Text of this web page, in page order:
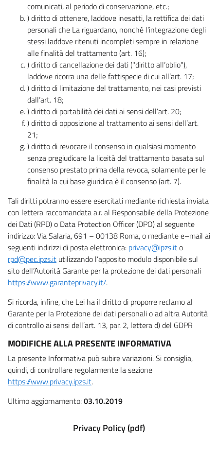
comunicati, al periodo di conservazione, etc.;
) diritto di ottenere, laddove inesatti, la rettifica dei dati
personali che La riguardano, nonché l’integrazione degli
stessi laddove ritenuti incompleti sempre in relazione
alle finalità del trattamento (art. 16);
) diritto di cancellazione dei dati ("diritto all’oblio"),
laddove ricorra una delle fattispecie di cui all’art. 17;
) diritto di limitazione del trattamento, nei casi previsti
dall’art. 18;
) diritto di portabilità dei dati ai sensi dell’art. 20;
) diritto di opposizione al trattamento ai sensi dell’art.
21;
) diritto di revocare il consenso in qualsiasi momento
senza pregiudicare la liceità del trattamento basata sul
consenso prestato prima della revoca, solamente per le
finalità la cui base giuridica è il consenso (art. 7).
Tali diritti potranno essere esercitati mediante richiesta inviata
con lettera raccomandata a.r. al Responsabile della Protezione
dei Dati (RPD) o Data Protection Officer (DPO) al seguente
indirizzo: Via Salaria, 691 – 00138 Roma, o mediante e–mail ai
seguenti indirizzi di posta elettronica: privacy@ipzs.ito
rpd@pec.ipzs.it utilizzando l’apposito modulo disponibile sul
sito dell’Autorità Garante per la protezione dei dati personali
https://www.garanteprivacy.it/.
Si ricorda, infine, che Lei ha il diritto di proporre reclamo al
Garante per la Protezione dei dati personali o ad altra Autorità
di controllo ai sensi dell’art. 13, par. 2, lettera d) del GDPR
MODIFICHE ALLA PRESENTE INFORMATIVA
La presente Informativa può subire variazioni. Si consiglia,
quindi, di controllare regolarmente la sezione
https://www.privacy.ipzs.it.
Ultimo aggiornamento:03.10.2019
Privacy Policy (pdf)